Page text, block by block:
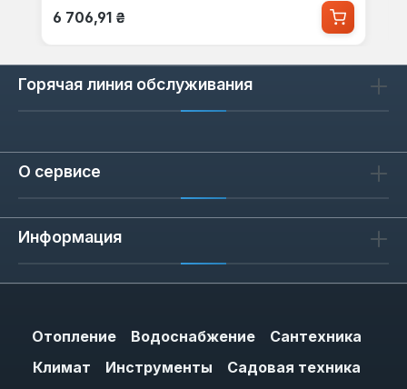
Обычная цена:
6 706,91 ₴
Горячая линия обслуживания
О сервисе
Информация
Отопление Водоснабжение
Сантехника
Климат
Инструменты Садовая техника